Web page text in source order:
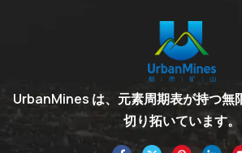
UrbanMines は、元素周期表が持つ無
切り拓いています。